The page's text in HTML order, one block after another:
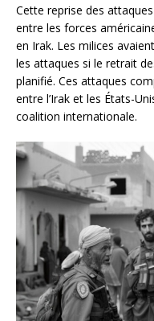
Cette reprise des
entre les forces
en Irak. Les milices
les attaques si le retrait
planifié. Ces attaques
entre l’Irak et les États-
coalition internationale.